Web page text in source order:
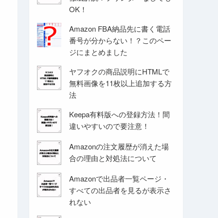
OK！
Amazon FBA納品先に書く電話
番号が分からない！？このペー
ジにまとめました
ヤフオクの商品説明にHTMLで
無料画像を11枚以上追加する方
法
Keepa有料版への登録方法！間
違いやすいので要注意！
Amazonの注文履歴が消えた場
合の理由と対処法について
Amazonで出品者一覧ページ・
すべての出品者を見るが表示さ
れない